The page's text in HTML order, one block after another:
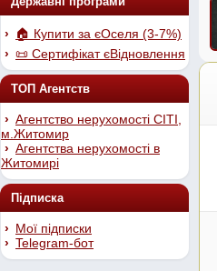
🏠 Купити за єОселя (3-7%)
📜 Сертифікат єВідновлення
ТОП Агентств
Агентство нерухомості СІТІ,
м.Житомир
Агентства нерухомості в
Житомирі
Підписка
Мої підписки
Telegram-бот